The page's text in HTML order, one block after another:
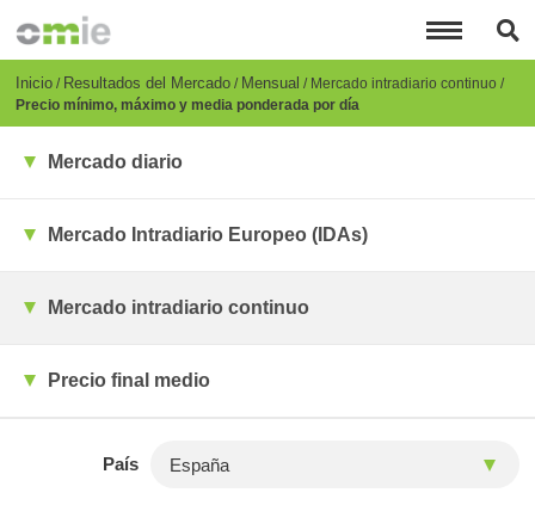
principal
Breadcrumb
Inicio Resultados del Mercado Mensual
Mercado intradiario continuo
Precio mínimo, máximo y media ponderada por día
Mercado diario
Mercado Intradiario Europeo (IDAs)
Mercado intradiario continuo
Precio final medio
País